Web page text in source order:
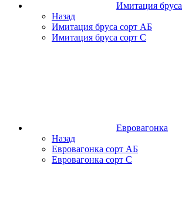
Имитация бруса
Назад
Имитация бруса сорт АБ
Имитация бруса сорт С
Евровагонка
Назад
Евровагонка сорт АБ
Евровагонка сорт С